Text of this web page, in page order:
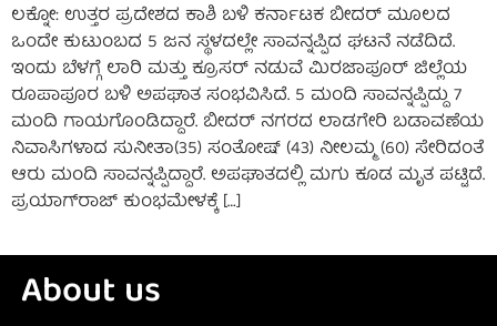
ಲಕ್ನೋ: ಉತ್ತರ ಪ್ರದೇಶದ ಕಾಶಿ ಬಳಿ ಕರ್ನಾಟಕ ಬೀದರ್ ಮೂಲದ
ಒಂದೇ ಕುಟುಂಬದ 5 ಜನ ಸ್ಥಳದಲ್ಲೇ ಸಾವನ್ನಪ್ಪಿದ ಘಟನೆ ನಡೆದಿದೆ.
ಇಂದು ಬೆಳಗ್ಗೆ ಲಾರಿ ಮತ್ತು ಕ್ರೂಸರ್‌ ನಡುವೆ ಮಿರಜಾಪೂರ್ ಜಿಲ್ಲೆಯ
ರೂಪಾಪೂರ ಬಳಿ ಅಪಘಾತ ಸಂಭವಿಸಿದೆ. 5 ಮಂದಿ ಸಾವನ್ನಪ್ಪಿದ್ದು 7
ಮಂದಿ ಗಾಯಗೊಂಡಿದ್ದಾರೆ. ಬೀದರ್ ನಗರದ ಲಾಡಗೇರಿ ಬಡಾವಣೆಯ
ನಿವಾಸಿಗಳಾದ ಸುನೀತಾ(35) ಸಂತೋಷ್‌ (43) ನೀಲಮ್ಮ (60) ಸೇರಿದಂತೆ
ಆರು ಮಂದಿ ಸಾವನ್ನಪ್ಪಿದ್ದಾರೆ. ಅಪಘಾತದಲ್ಲಿ ಮಗು ಕೂಡ ಮೃತ ಪಟ್ಟಿದೆ.
ಪ್ರಯಾಗ್‌ರಾಜ್‌ ಕುಂಭಮೇಳಕ್ಕೆ […]
About us